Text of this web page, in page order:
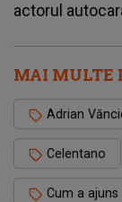
actorul
MAI MULTE
Adrian
Celentano
Cum a